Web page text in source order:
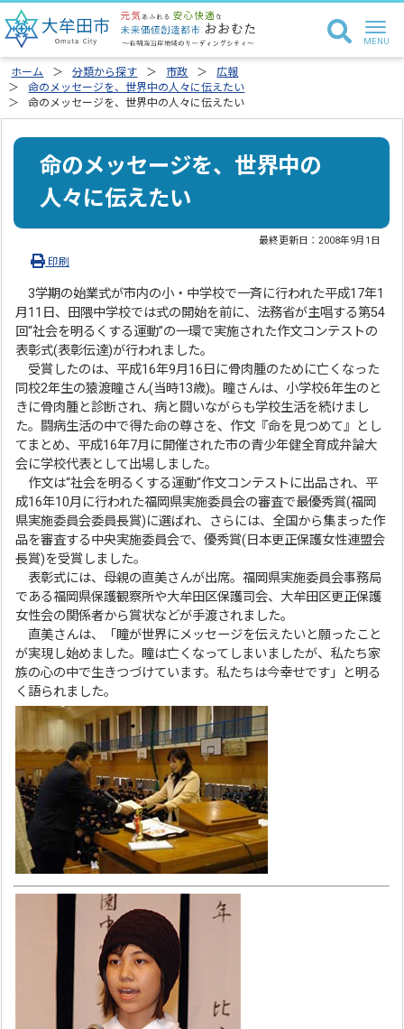
ホーム 分類から探す 市政
広報
命のメッセージを、世界中の人々に伝えたい
命のメッセージを、世界中の人々に伝えたい
命のメッセージを、世界中の
人々に伝えたい
最終更新日：2008年9月1日
印刷
3学期の始業式が市内の小・中学校で一斉に行われた平成17年1
月11日、田隈中学校では式の開始を前に、法務省が主唱する第54
回“社会を明るくする運動”の一環で実施された作文コンテストの
表彰式(表彰伝達)が行われました。
受賞したのは、平成16年9月16日に骨肉腫のために亡くなった
同校2年生の猿渡瞳さん(当時13歳)。瞳さんは、小学校6年生のと
きに骨肉腫と診断され、病と闘いながらも学校生活を続けまし
た。闘病生活の中で得た命の尊さを、作文『命を見つめて』とし
てまとめ、平成16年7月に開催された市の青少年健全育成弁論大
会に学校代表として出場しました。
作文は“社会を明るくする運動“作文コンテストに出品され、平
成16年10月に行われた福岡県実施委員会の審査で最優秀賞(福岡
県実施委員会委員長賞)に選ばれ、さらには、全国から集まった作
品を審査する中央実施委員会で、優秀賞(日本更正保護女性連盟会
長賞)を受賞しました。
表彰式には、母親の直美さんが出席。福岡県実施委員会事務局
である福岡県保護観察所や大牟田区保護司会、大牟田区更正保護
女性会の関係者から賞状などが手渡されました。
直美さんは、「瞳が世界にメッセージを伝えたいと願ったこと
が実現し始めました。瞳は亡くなってしまいましたが、私たち家
族の心の中で生きつづけています。私たちは今幸せです」と明る
く語られました。